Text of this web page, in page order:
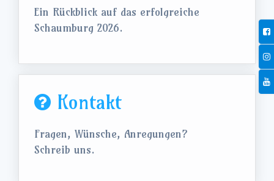
Ein Rückblick auf das erfolgreiche
Schaumburg 2026.
Kontakt
Fragen, Wünsche, Anregungen?
Schreib uns.